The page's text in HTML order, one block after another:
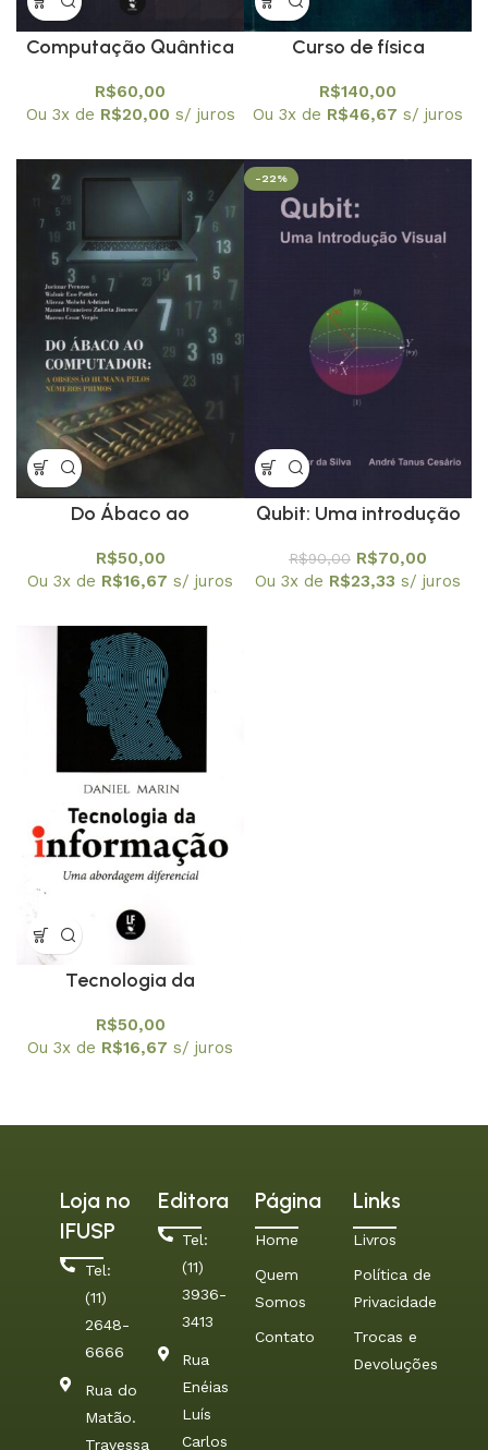
Computação Quântica
Básicos
R$60,00
Ou 3x de R$20,00 s/ juros
Curso de física
físicos e engenheiros
R$140,00
Ou 3x de R$46,67 s/ juros
Do Ábaco ao
Obsessão Humana Pelos
R$50,00
Ou 3x de R$16,67 s/ juros
-22%
Qubit: Uma introdução
R$90,00 R$70,00
Ou 3x de R$23,33 s/ juros
Tecnologia da
abordagem diferencial
R$50,00
Ou 3x de R$16,67 s/ juros
Loja no
IFUSP
Tel:
(11)
2648-
6666
Rua do
Matão.
Travessa
Editora
Tel:
(11)
3936-
3413
Rua
Enéias
Luís
Carlos
Página
Home
Quem
Somos
Contato
Links
Livros
Política de
Privacidade
Trocas e
Devoluções